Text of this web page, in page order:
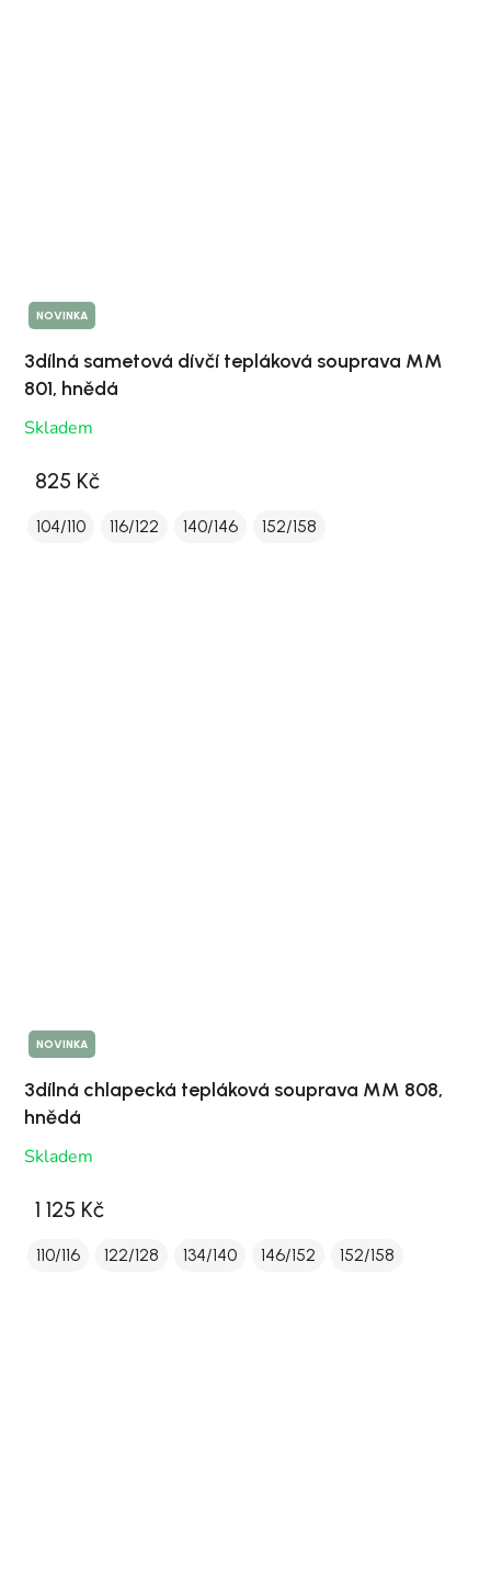
NOVINKA
3dílná sametová dívčí tepláková souprava MM
801, hnědá
Skladem
825 Kč
104/110 116/122 140/146 152/158
NOVINKA
3dílná chlapecká tepláková souprava MM 808,
hnědá
Skladem
1 125 Kč
110/116 122/128 134/140 146/152 152/158